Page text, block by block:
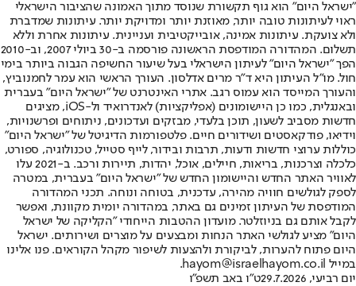
"ישראל היום" הוא גוף תקשורת שנוסד מתוך האמונה שהציבור הישראלי
ראוי לעיתונות טובה יותר, מאוזנת יותר ומדויקת יותר. עיתונות שמדברת
ולא צועקת. עיתונות אמינה, אובייקטיבית ועניינית. עיתונות אחרת וללא
תשלום. המהדורה המודפסת הראשונה פורסמה ב-30 ביולי 2007, וב-2010
הפך "ישראל היום" לעיתון הישראלי בעל שיעור החשיפה הגבוה ביותר בימי
חול. מו"ל העיתון היא ד"ר מרים אדלסון. העורך הראשי הוא עמר לחמנוביץ,
והעורך המייסד הוא עמוס רגב. אתרי האינטרנט של "ישראל היום" בעברית
ובאנגלית, כמו כן היישומונים (אפליקציות) לאנדרואיד ול-iOS, מציגים
חדשות מסביב לשעון, תוכן בלעדי, מבזקים ועדכונים, ניתוחים ופרשנויות,
וידיאו, פודקאסטים ושידורים חיים. פלטפורמות הדיגיטל של "ישראל היום"
כוללות ערוצי חדשות ודעות, תרבות ובידור, לייף סטייל, טכנולוגיה, ספורט,
כלכלה וצרכנות, בריאות, חיילים, אוכל, יהדות, תיירות ורכב. ב-2021 עלו
לאוויר האתר החדש והיישומון החדש של "ישראל היום" בעברית, במטרה
לספק לגולשים חוויה מהירה, עדכנית, בטוחה ונוחה. תכני המהדורה
המודפסת של העיתון זמינים גם באתר, במהדורה יומית מקוונת, ואפשר
לקבל אותם גם בניוזלטר. מועדון ההטבות הייחודי "הקליקה של ישראל
היום" מציע לגולשי האתר הנחות ומבצעים על מוצרים ושירותים. ישראל
היום פתוח להערות, לביקורת ולהצעות לשיפור מקהל הקוראים. פנו אלינו
במייל hayom@israelhayom.co.il.
יום רביעי, 29.7.2026
ט"ו באב תשפ"ו